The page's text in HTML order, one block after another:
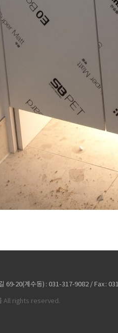
69-20(계수동) : 031-317-9082 / Fax :
All rights reserved.